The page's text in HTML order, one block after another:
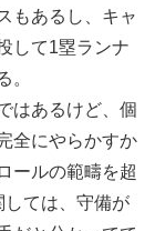
もあるし、キャ
して1塁ランナ
。
はあるけど、個
全にやらかすか
ールの範疇を超
しては、守備が